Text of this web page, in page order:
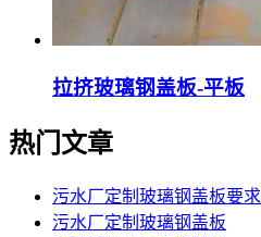
拉挤玻璃钢盖板-平板
热门文章
污水厂定制玻璃钢盖板要求
污水厂定制玻璃钢盖板